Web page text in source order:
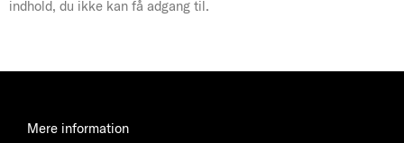
indhold, du ikke kan få adgang til.
Mere information